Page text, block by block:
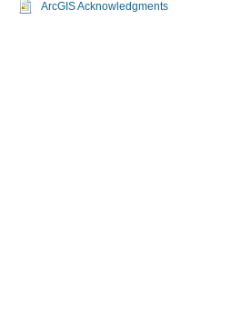
ArcGIS Acknowledgments